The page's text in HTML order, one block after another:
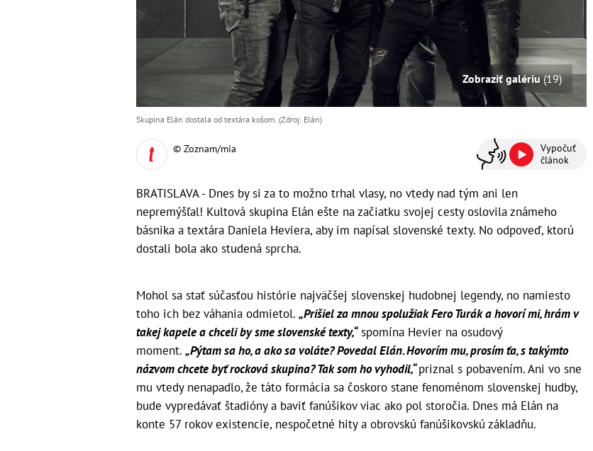
Zobraziť galériu(19)
Skupina Elán dostala od textára košom. (Zdroj: Elán)
© Zoznam/mia
Vypočuť
článok
BRATISLAVA - Dnes by si za to možno trhal vlasy, no vtedy nad tým ani len
nepremýšľal! Kultová skupina Elán ešte na začiatku svojej cesty oslovila známeho
básnika a textára Daniela Heviera, aby im napísal slovenské texty. No odpoveď, ktorú
dostali bola ako studená sprcha.
Mohol sa stať súčasťou histórie najväčšej slovenskej hudobnej legendy, no namiesto
toho ich bez váhania odmietol. „Prišiel za mnou spolužiak Fero Turák a hovorí mi, hrám v
takej kapele a chceli by sme slovenské texty,“spomína Hevier na osudový
moment. „Pýtam sa ho, a ako sa voláte? Povedal Elán. Hovorím mu, prosím ťa, s takýmto
názvom chcete byť rocková skupina? Tak som ho vyhodil,“priznal s pobavením. Ani vo sne
mu vtedy nenapadlo, že táto formácia sa čoskoro stane fenoménom slovenskej hudby,
bude vypredávať štadióny a baviť fanúšikov viac ako pol storočia. Dnes má Elán na
konte 57 rokov existencie, nespočetné hity a obrovskú fanúšikovskú základňu.